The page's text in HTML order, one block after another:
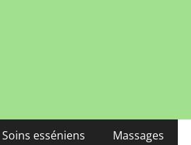
Soins esséniens Massages